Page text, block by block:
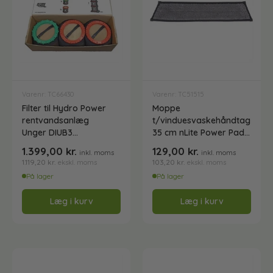
Vermop
Vinduespudserudstyr
Vinduespudsesæt - Klar til brug
Vinduesskrabere
Varenr: TC66430
Filter til Hydro Power
rentvandsanlæg
Unger DIUB3
1.399,00 kr. inkl. moms
1.119,20 kr. ekskl. moms
På lager
Læg i kurv
Varenr: TC51515
Moppe
t/vinduesvaskehåndtag
35 cm nLite Power Pad
129,00 kr. inkl. moms
103,20 kr. ekskl. moms
På lager
Læg i kurv